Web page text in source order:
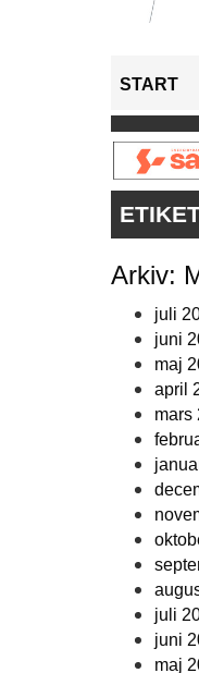
START
Arkiv:
juli
juni
maj
april
mars
juli
juni
maj